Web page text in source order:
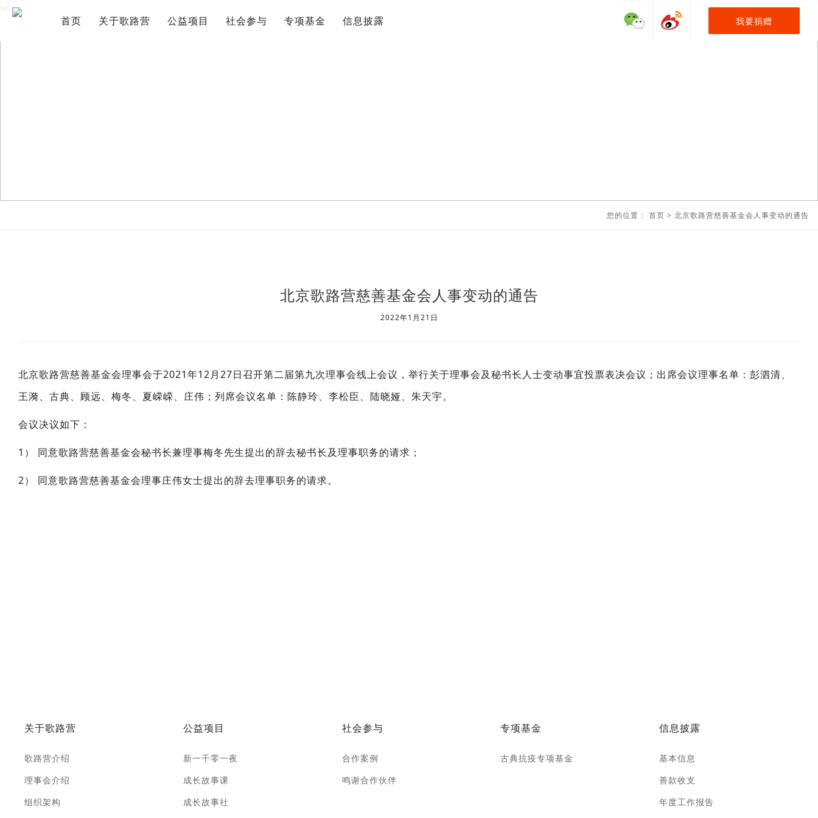
首页 关于歌路营 公益项目 社会参与 专项基金 信息披露 我要捐赠
您的位置： 首页 > 北京歌路营慈善基金会人事变动的通告
北京歌路营慈善基金会人事变动的通告
2022年1月21日
北京歌路营慈善基金会理事会于2021年12月27日召开第二届第九次理事会线上会议，举行关于理事会及秘书长人士变动事宜投票表决会议；出席会议理事名单：彭泗清、
王漪、古典、顾远、梅冬、夏嵘嵘、庄伟；列席会议名单：陈静玲、李松臣、陆晓娅、朱天宇。
会议决议如下：
1） 同意歌路营慈善基金会秘书长兼理事梅冬先生提出的辞去秘书长及理事职务的请求；
2） 同意歌路营慈善基金会理事庄伟女士提出的辞去理事职务的请求。
关于歌路营
歌路营介绍
理事会介绍
组织架构
公益项目
新一千零一夜
成长故事课
成长故事社
社会参与
合作案例
鸣谢合作伙伴
专项基金
古典抗疫专项基金
信息披露
基本信息
善款收支
年度工作报告